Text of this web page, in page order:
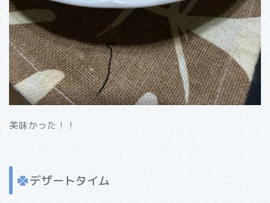
美味かった！！
デザートタイム